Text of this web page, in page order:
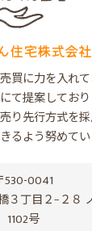
住宅株式会社
買に力を入れ
て提案してお
り先行方式を
るよう努めてい
530-0041
３丁目２−２８
1102号